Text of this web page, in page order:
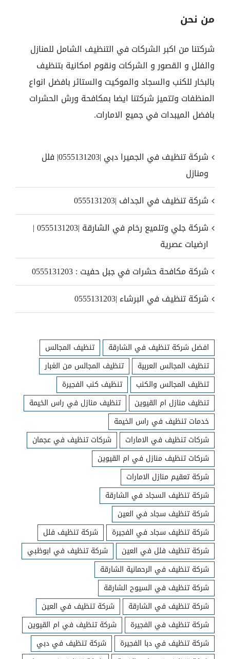
من نحن
شركتنا من اكبر الشركات في التنظيف الشامل للمنازل
والفلل و القصور و الشركات ونقوم امكانية بتنظيف
بالبخار للكنب والسجاد والموكيت والستائر بافضل انواع
المنظفات وتتميز شركتنا ايضا بمكافحة ورش الحشرات
بافضل الميبدات في جميع الامارات.
شركة تنظيف في الجميرا دبي |0555131203| فلل
ومنازل
شركة تنظيف في الجداف |0555131203
شركة جلي وتلميع رخام في الشارقة |0555131203 |
ارضيات عصرية
شركة مكافحة حشرات في جبل حفيت : 0555131203
شركة تنظيف في البرشاء |0555131203
افضل شركة تنظيف في الشارقة
تنظيف المجالس
تنظيف المجالس العربية
تنظيف المجالس من الغبار
تنظيف المجالس والكنب
تنظيف كنب الفجيرة
تنظيف منازل ام القيوين
تنظيف منازل في راس الخيمة
خدمات تنظيف في راس الخيمة
شركات تنظيف في الامارات
شركات تنظيف في عجمان
شركات تنظيف منازل في ام القيوين
شركة تعقيم منازل الامارات
شركة تنظيف السجاد في الشارقة
شركة تنظيف سجاد في العين
شركة تنظيف سجاد في الفجيرة
شركة تنظيف فلل
شركة تنظيف فلل في العين
شركة تنظيف في ابوظبي
شركة تنظيف في الرحمانية الشارقة
شركة تنظيف في السيوح الشارقة
شركة تنظيف في الشارقة
شركة تنظيف في العين
شركة تنظيف في الفجيرة
شركة تنظيف في ام القيوين
شركة تنظيف في دبا الفجيرة
شركة تنظيف في دبي